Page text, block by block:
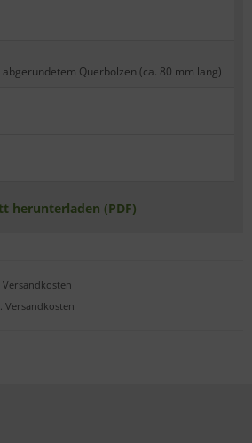
abgerundetem Querbolzen (ca. 80 mm lang)
herunterladen (PDF)
Versandkosten
Versandkosten